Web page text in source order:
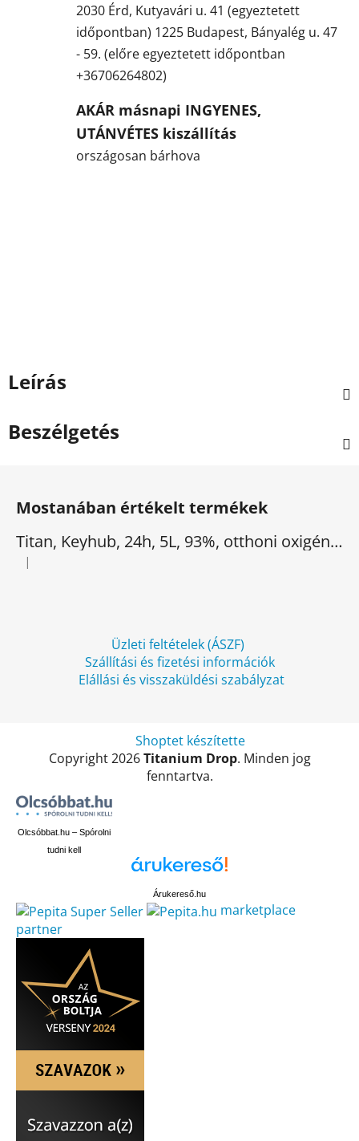
2030 Érd, Kutyavári u. 41 (egyeztetett
időpontban) 1225 Budapest, Bányalég u. 47
- 59. (előre egyeztetett időpontban
+36706264802)
AKÁR másnapi INGYENES,
UTÁNVÉTES kiszállítás
országosan bárhova
Leírás
Beszélgetés
Mostanában értékelt termékek
Titan, Keyhub, 24h, 5L, 93%, otthoni oxigén koncentrátor
A termék értékelése 5-ből 5 csillag.
|
Üzleti feltételek (ÁSZF)
Szállítási és fizetési információk
Elállási és visszaküldési szabályzat
Shoptet készítette
Copyright 2026Titanium Drop. Minden jog
fenntartva.
Olcsóbbat.hu – Spórolni
tudni kell
Árukereső.hu
marketplace
partner